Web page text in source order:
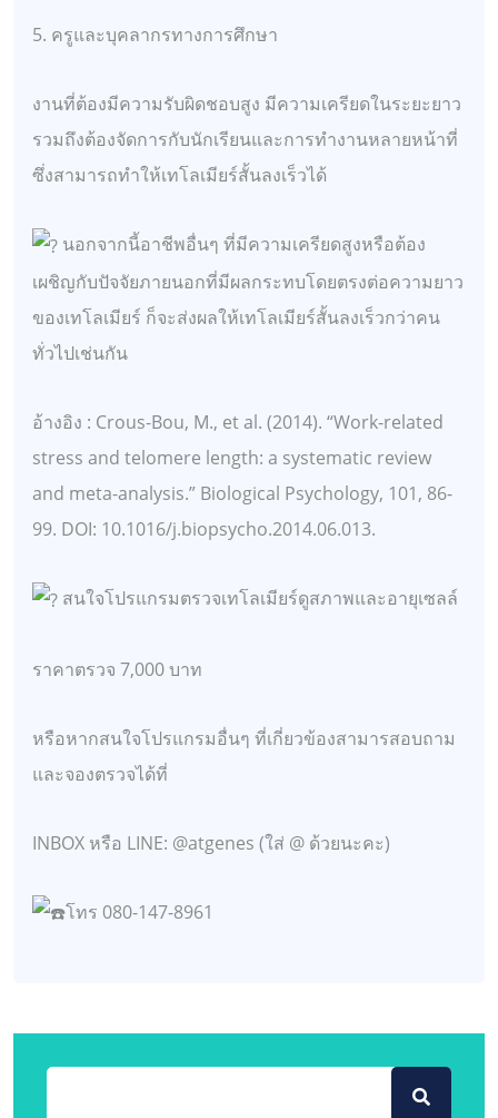
5. ครูและบุคลากรทางการศึกษา
งานที่ต้องมีความรับผิดชอบสูง มีความเครียดในระยะยาว
รวมถึงต้องจัดการกับนักเรียนและการทำงานหลายหน้าที่
ซึ่งสามารถทำให้เทโลเมียร์สั้นลงเร็วได้
นอกจากนี้อาชีพอื่นๆ ที่มีความเครียดสูงหรือต้อง
เผชิญกับปัจจัยภายนอกที่มีผลกระทบโดยตรงต่อความยาว
ของเทโลเมียร์ ก็จะส่งผลให้เทโลเมียร์สั้นลงเร็วกว่าคน
ทั่วไปเช่นกัน
อ้างอิง : Crous-Bou, M., et al. (2014). “Work-related
stress and telomere length: a systematic review
and meta-analysis.” Biological Psychology, 101, 86-
99. DOI: 10.1016/j.biopsycho.2014.06.013.
สนใจโปรแกรมตรวจเทโลเมียร์ดูสภาพและอายุเซลล์
ราคาตรวจ 7,000 บาท
หรือหากสนใจโปรแกรมอื่นๆ ที่เกี่ยวข้องสามารสอบถาม
และจองตรวจได้ที่
INBOX หรือ LINE: @atgenes (ใส่ @ ด้วยนะคะ)
โทร 080-147-8961